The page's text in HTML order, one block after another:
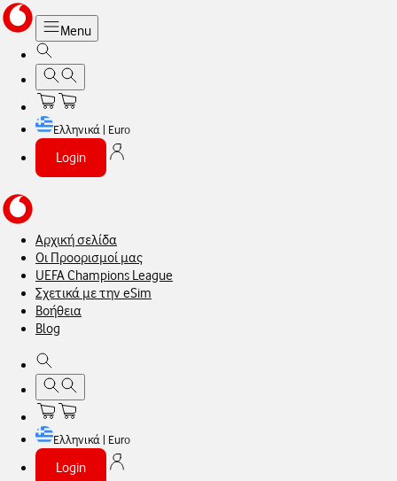
Menu
Ελληνικά | Euro
Login
Αρχική σελίδα
Οι Προορισμοί μας
UEFA Champions League
Σχετικά με την eSim
Βοήθεια
Blog
Ελληνικά | Euro
Login